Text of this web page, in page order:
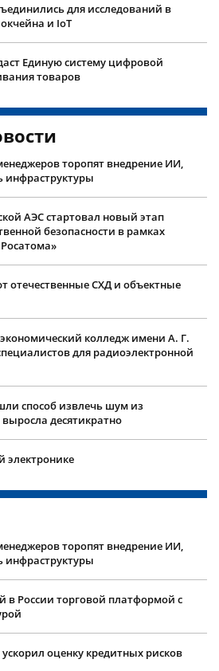
для исследований в
и IoT
Единую систему цифровой
товаров
торопят внедрение ИИ,
инфраструктуры
АЭС стартовал новый этап
безопасности в рамках
отечественные СХД и объектные
колледж имени А. Г.
для радиоэлектронной
способ извлечь шум из
десятикратно
электронике
торопят внедрение ИИ,
инфраструктуры
в России торговой платформой с
оценку кредитных рисков